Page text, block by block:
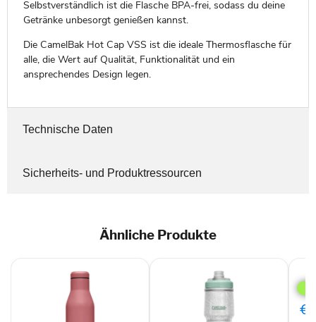
Selbstverständlich ist die Flasche BPA-frei, sodass du deine
Getränke unbesorgt genießen kannst.
Die CamelBak Hot Cap VSS ist die ideale Thermosflasche für
alle, die Wert auf Qualität, Funktionalität und ein
ansprechendes Design legen.
Technische Daten
Sicherheits- und Produktressourcen
Ähnliche Produkte
SST